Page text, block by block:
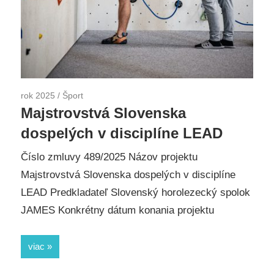
rok 2025 / Šport
Majstrovstvá Slovenska
dospelých v disciplíne LEAD
Číslo zmluvy 489/2025 Názov projektu
Majstrovstvá Slovenska dospelých v disciplíne
LEAD Predkladateľ Slovenský horolezecký spolok
JAMES Konkrétny dátum konania projektu
viac